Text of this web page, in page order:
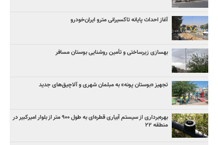
آغاز احداث پایانه تاکسیرانی مترو ایران‌خودرو
بهسازی زیرساختی و تأمین روشنایی بوستان مسافر
تجهیز «بوستان پونه» به مبلمان شهری و آلاچیق‌های جدید
بهره‌برداری از سیستم آبیاری قطره‌ای به طول ۹۰۰ متر از بلوار امیرکبیر در
منطقه ۲۲